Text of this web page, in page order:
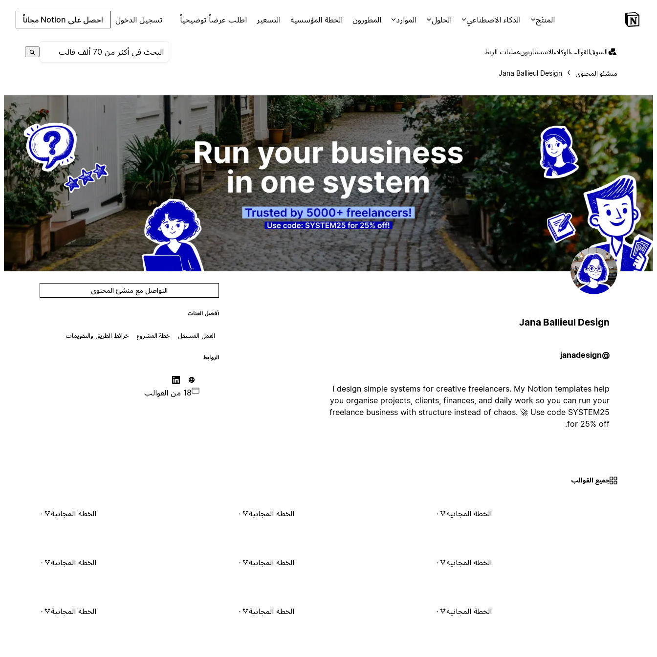
المنتَج الذكاء الاصطناعي الحلول الموارد المطورون الخطة المؤسسية التسعير اطلب عرضاً توضيحياً تسجيل الدخول احصل على Notion مجاناً
السوقالقوالبالوكلاءالاستشاريونعمليات الربط
منشئو المحتوى Jana Ballieul Design
Jana Ballieul Design
@janadesign
I design simple systems for creative freelancers. My Notion templates help
you organise projects, clients, finances, and daily work so you can run your
freelance business with structure instead of chaos. 🚀 Use code SYSTEM25
for 25% off.
التواصل مع منشئ المحتوى
أفضل الفئات
العمل المستقل خطة المشروع خرائط الطريق والتقويمات
الروابط
18 من القوالب
جميع القوالب
الخطة المجانية ٠ الخطة المجانية ٠ الخطة المجانية ٠
الخطة المجانية ٠ الخطة المجانية ٠ الخطة المجانية ٠
الخطة المجانية ٠ الخطة المجانية ٠ الخطة المجانية ٠